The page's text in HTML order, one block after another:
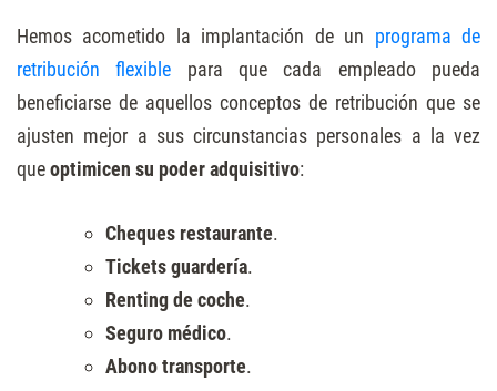
Hemos acometido la implantación de un programa de
retribución flexible para que cada empleado pueda
beneficiarse de aquellos conceptos de retribución que se
ajusten mejor a sus circunstancias personales a la vez
queoptimicen su poder adquisitivo:
Cheques restaurante.
Tickets guardería.
Renting de coche.
Seguro médico.
Abono transporte.